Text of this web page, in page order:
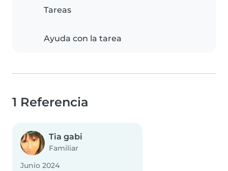
Tareas
Ayuda con la tarea
1 Referencia
Tia gabi
Familiar
Junio 2024